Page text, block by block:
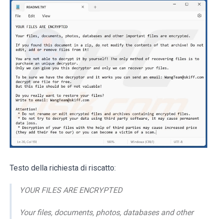
Testo della richiesta di riscatto:
YOUR FILES ARE ENCRYPTED
Your files, documents, photos, databases and other